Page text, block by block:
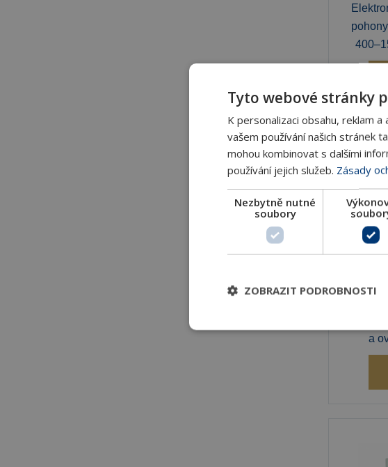
a
Tyto webové stránky
K personalizaci obsahu, reklam
vašem používání našich stránek
mohou kombinovat s dalšími
používání jejich služeb. Zásady
Nezbytně nutné
soubory
ZOBRAZIT PODROBNOSTI